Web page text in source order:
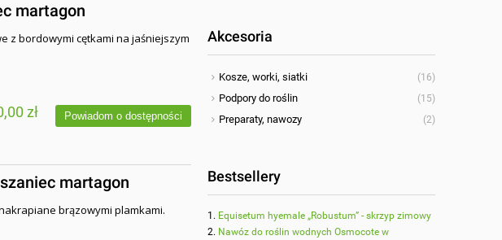
martagon
z bordowymi cętkami na jaśniejszym
zł Powiadom o dostępności
martagon
brązowymi plamkami.
Akcesoria
Kosze, worki, siatki (16)
Podpory do roślin (15)
Preparaty, nawozy (2)
Bestsellery
Equisetum hyemale „Robustum” - skrzyp zimowy
Nawóz do roślin wodnych Osmocote w